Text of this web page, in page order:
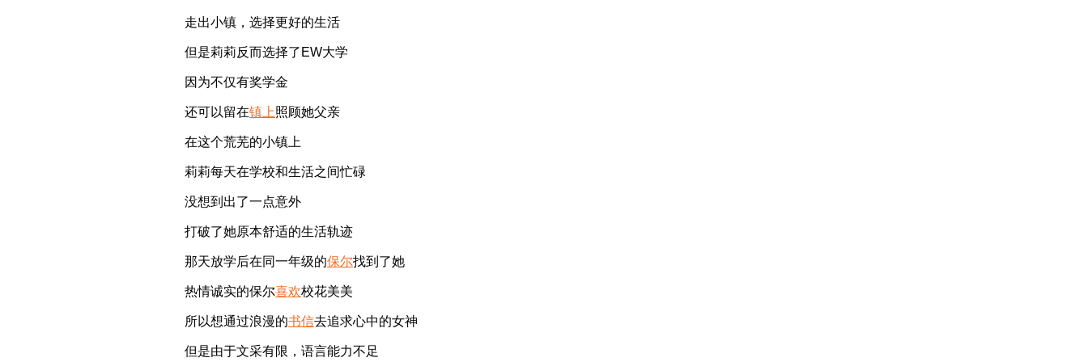
走出小镇，选择更好的生活
但是莉莉反而选择了EW大学
因为不仅有奖学金
还可以留在镇上照顾她父亲
在这个荒芜的小镇上
莉莉每天在学校和生活之间忙碌
没想到出了一点意外
打破了她原本舒适的生活轨迹
那天放学后在同一年级的保尔找到了她
热情诚实的保尔喜欢校花美美
所以想通过浪漫的书信去追求心中的女神
但是由于文采有限，语言能力不足